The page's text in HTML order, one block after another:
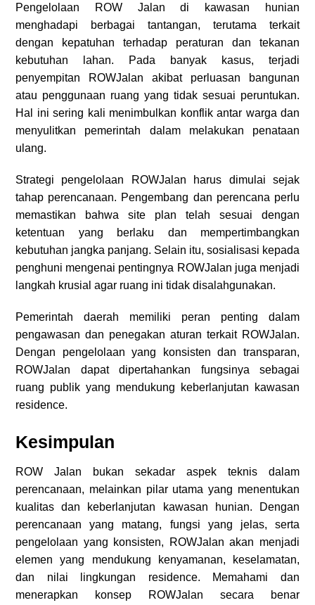
Pengelolaan ROW Jalan di kawasan hunian
menghadapi berbagai tantangan, terutama terkait
dengan kepatuhan terhadap peraturan dan tekanan
kebutuhan lahan. Pada banyak kasus, terjadi
penyempitan ROWJalan akibat perluasan bangunan
atau penggunaan ruang yang tidak sesuai peruntukan.
Hal ini sering kali menimbulkan konflik antar warga dan
menyulitkan pemerintah dalam melakukan penataan
ulang.
Strategi pengelolaan ROWJalan harus dimulai sejak
tahap perencanaan. Pengembang dan perencana perlu
memastikan bahwa site plan telah sesuai dengan
ketentuan yang berlaku dan mempertimbangkan
kebutuhan jangka panjang. Selain itu, sosialisasi kepada
penghuni mengenai pentingnya ROWJalan juga menjadi
langkah krusial agar ruang ini tidak disalahgunakan.
Pemerintah daerah memiliki peran penting dalam
pengawasan dan penegakan aturan terkait ROWJalan.
Dengan pengelolaan yang konsisten dan transparan,
ROWJalan dapat dipertahankan fungsinya sebagai
ruang publik yang mendukung keberlanjutan kawasan
residence.
Kesimpulan
ROW Jalan bukan sekadar aspek teknis dalam
perencanaan, melainkan pilar utama yang menentukan
kualitas dan keberlanjutan kawasan hunian. Dengan
perencanaan yang matang, fungsi yang jelas, serta
pengelolaan yang konsisten, ROWJalan akan menjadi
elemen yang mendukung kenyamanan, keselamatan,
dan nilai lingkungan residence. Memahami dan
menerapkan konsep ROWJalan secara benar